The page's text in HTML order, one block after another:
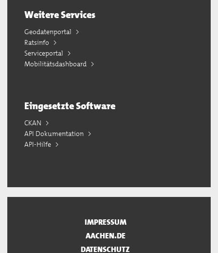
Weitere Services
Geodatenportal
Ratsinfo
Serviceportal
Mobilitätsdashboard
Eingesetzte Software
CKAN
API Dokumentation
API-Hilfe
IMPRESSUM
AACHEN.DE
DATENSCHUTZ